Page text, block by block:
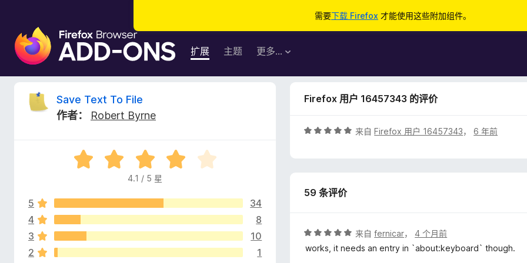
需要下载 Firefox 才能使用这些附加组件。
F
i
e
扩展 主题 更多…
S
T
e
Save Text To File
作者：
Robert Byrne
评
分
/
5
4.1 / 5 星
5
34
4
8
3
10
2
1
Firefox 用户 16457343 的评价
评
来自Firefox 用户 16457343， 6 年前
59 条评价
评
分
来自fernicar，4 个月前
works, it needs an entry in `about:keyboard` though.